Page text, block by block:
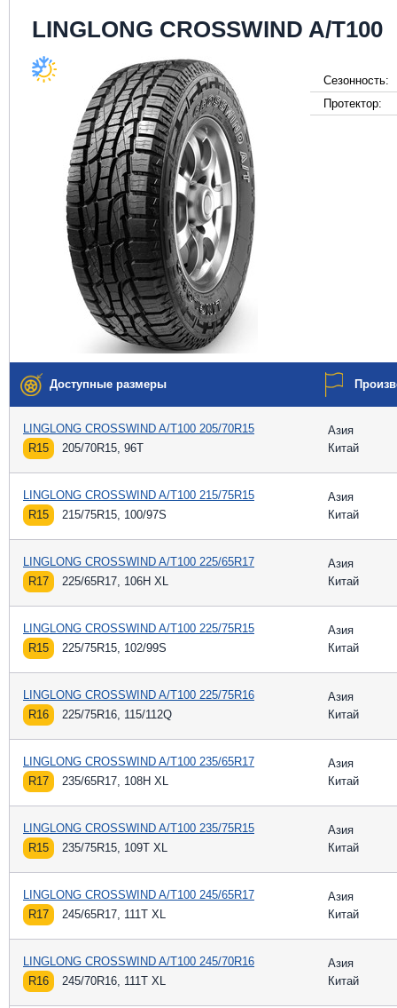
LINGLONG CROSSWIND A/T100
Сезонность:
Протектор:
Доступные размеры
LINGLONG CROSSWIND A/T100 205/70R15
R15
205/70R15, 96T
Азия
Китай
LINGLONG CROSSWIND A/T100 215/75R15
R15
215/75R15, 100/97S
Азия
Китай
LINGLONG CROSSWIND A/T100 225/65R17
R17
225/65R17, 106H XL
Азия
Китай
LINGLONG CROSSWIND A/T100 225/75R15
R15
225/75R15, 102/99S
Азия
Китай
LINGLONG CROSSWIND A/T100 225/75R16
R16
225/75R16, 115/112Q
Азия
Китай
LINGLONG CROSSWIND A/T100 235/65R17
R17
235/65R17, 108H XL
Азия
Китай
LINGLONG CROSSWIND A/T100 235/75R15
R15
235/75R15, 109T XL
Азия
Китай
LINGLONG CROSSWIND A/T100 245/65R17
R17
245/65R17, 111T XL
Азия
Китай
LINGLONG CROSSWIND A/T100 245/70R16
R16
245/70R16, 111T XL
Азия
Китай